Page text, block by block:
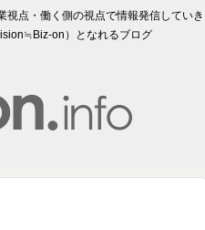
視点・働く側の視点で情報発信していき
on）となれるブログ